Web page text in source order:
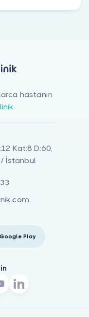
hastanın
Kat:8 D:60,
İstanbul
Google Play